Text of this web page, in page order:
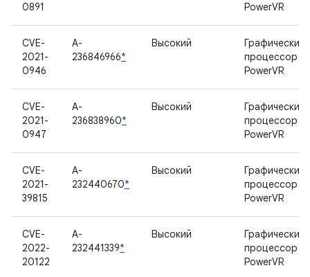
0891 PowerVR
CVE-
2021-
0946
A-
236846966*
Высокий
Графический
процессор
PowerVR
CVE-
2021-
0947
A-
236838960*
Высокий
Графический
процессор
PowerVR
CVE-
2021-
39815
A-
232440670*
Высокий
Графический
процессор
PowerVR
CVE-
2022-
20122
A-
232441339*
Высокий
Графический
процессор
PowerVR